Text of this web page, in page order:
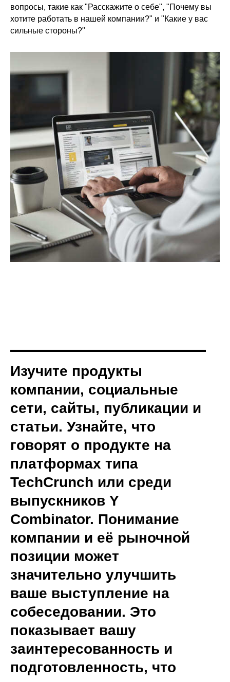
вопросы, такие как "Расскажите о себе", "Почему вы
хотите работать в нашей компании?" и "Какие у вас
сильные стороны?"
Изучите продукты
компании, социальные
сети, сайты, публикации и
статьи. Узнайте, что
говорят о продукте на
платформах типа
TechCrunch или среди
выпускников Y
Combinator. Понимание
компании и её рыночной
позиции может
значительно улучшить
ваше выступление на
собеседовании. Это
показывает вашу
заинтересованность и
подготовленность, что